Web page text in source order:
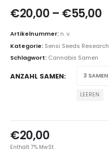
€20,00 – €55,00
Artikelnummer: n. v.
Kategorie: Sensi Seeds Research
Schlagwort: Cannabis Samen
ANZAHL SAMEN
LEEREN
€20,00
Enthält 7% MwSt.